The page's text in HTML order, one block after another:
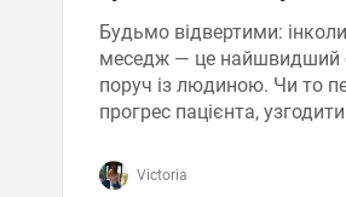
Будьмо відвертими:
меседж — це найшвидший
поруч із людиною. Чи то
прогрес пацієнта,
Victoria